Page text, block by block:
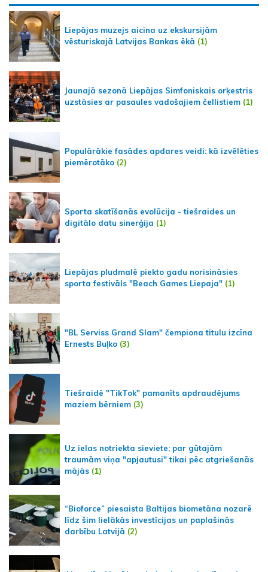
Liepājas muzejs aicina uz ekskursijām
vēsturiskajā Latvijas Bankas ēkā (1)
Jaunajā sezonā Liepājas Simfoniskais orķestris
uzstāsies ar pasaules vadošajiem čellistiem (1)
Populārākie fasādes apdares veidi: kā izvēlēties
piemērotāko (2)
Sporta skatīšanās evolūcija - tiešraides un
digitālo datu sinerģija (1)
Liepājas pludmalē piekto gadu norisināsies
sporta festivāls "Beach Games Liepaja" (1)
"BL Serviss Grand Slam" čempiona titulu izcīna
Ernests Buļko (3)
Tiešraidē "TikTok" pamanīts apdraudējums
maziem bērniem (3)
Uz ielas notriekta sieviete; par gūtajām
traumām viņa "apjautusi" tikai pēc atgriešanās
mājās (1)
“Bioforce” piesaista Baltijas biometāna nozarē
līdz šim lielākās investīcijas un paplašinās
darbību Latvijā (2)